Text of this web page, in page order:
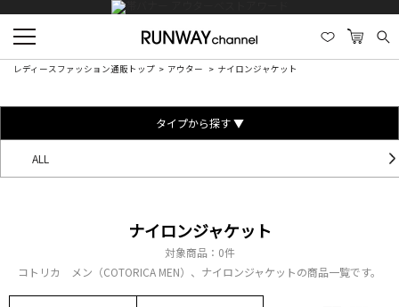
レディースファッション通販トップ アウター ナイロンジャケット
タイプから探す ▼
ALL
ナイロンジャケット
対象商品： 0件
コトリカ メン（COTORICA MEN）、ナイロンジャケットの商品一覧です。